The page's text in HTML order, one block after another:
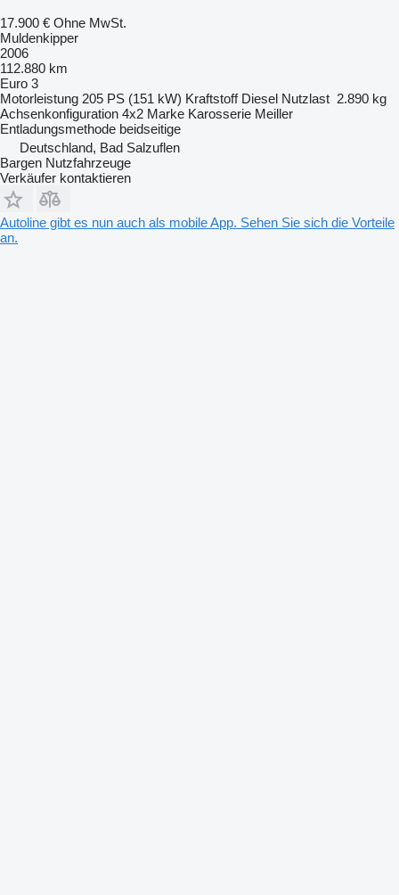
17.900 € Ohne MwSt.
Muldenkipper
2006
112.880 km
Euro 3
Motorleistung 205 PS (151 kW) Kraftstoff Diesel Nutzlast 2.890 kg
Achsenkonfiguration 4x2 Marke Karosserie Meiller
Entladungsmethode beidseitige
Deutschland, Bad Salzuflen
Bargen Nutzfahrzeuge
Verkäufer kontaktieren
Autoline gibt es nun auch als mobile App. Sehen Sie sich die Vorteile
an.